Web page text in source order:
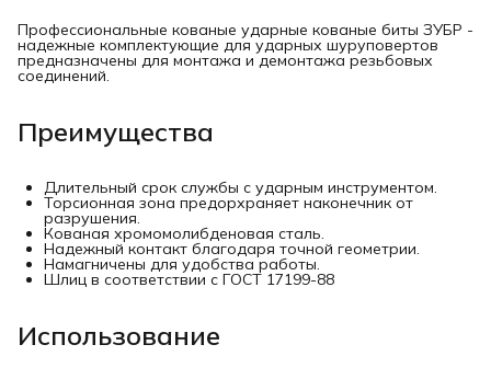
Профессиональные кованые ударные кованые биты ЗУБР -
надежные комплектующие для ударных шуруповертов
предназначены для монтажа и демонтажа резьбовых
соединений.
Преимущества
Длительный срок службы с ударным инструментом.
Торсионная зона предорхраняет наконечник от
разрушения.
Кованая хромомолибденовая сталь.
Надежный контакт благодаря точной геометрии.
Намагничены для удобства работы.
Шлиц в соответствии с ГОСТ 17199-88
Использование